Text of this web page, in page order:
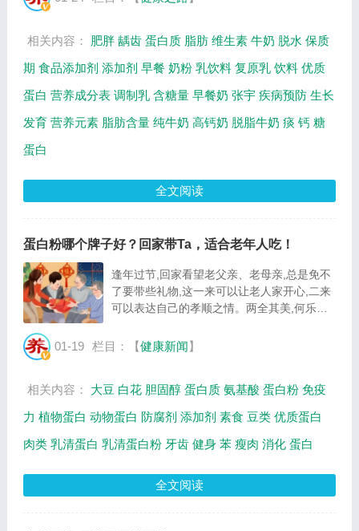
相关内容： 肥胖 龋齿 蛋白质 脂肪 维生素 牛奶 脱水 保质
期 食品添加剂 添加剂 早餐 奶粉 乳饮料 复原乳 饮料 优质
蛋白 营养成分表 调制乳 含糖量 早餐奶 张宇 疾病预防 生长
发育 营养元素 脂肪含量 纯牛奶 高钙奶 脱脂牛奶 痰 钙 糖
蛋白
全文阅读
蛋白粉哪个牌子好？回家带Ta，适合老年人吃！
逢年过节,回家看望老父亲、老母亲,总是免不
了要带些礼物,这一来可以让老人家开心,二来
可以表达自己的孝顺之情。两全其美,何乐而
女关注的重点之一,所以各种营养品也逐渐成
01-19 栏目：【健康新闻】
相关内容： 大豆 白花 胆固醇 蛋白质 氨基酸 蛋白粉 免疫
力 植物蛋白 动物蛋白 防腐剂 添加剂 素食 豆类 优质蛋白
肉类 乳清蛋白 乳清蛋白粉 牙齿 健身 苯 瘦肉 消化 蛋白
全文阅读